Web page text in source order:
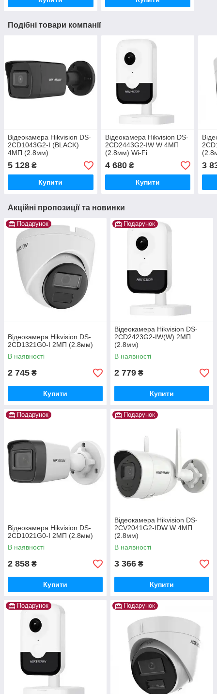
Подібні товари компанії
Відеокамера Hikvision DS-
2CD1043G2-I (BLACK)
4МП (2.8мм)
5 128 ₴
Купити
Відеокамера Hikvision DS-
2CD2443G2-IW W 4МП
(2.8мм) Wi-Fi
4 680₴
Купити
3
Акційні пропозиції та новинки
Подарунок
Відеокамера Hikvision DS-
2CD1321G0-I 2МП (2.8мм)
В наявності
2 745 ₴
Купити
Подарунок
Відеокамера Hikvision DS-
2CD2423G2-IW(W) 2МП
(2.8мм)
В наявності
2 779 ₴
Купити
Подарунок
Відеокамера Hikvision DS-
2CD1021G0-I 2МП (2.8мм)
В наявності
2 858 ₴
Купити
Подарунок
Відеокамера Hikvision DS-
2CV2041G2-IDW W 4МП
(2.8мм)
В наявності
3 366 ₴
Купити
Подарунок Подарунок